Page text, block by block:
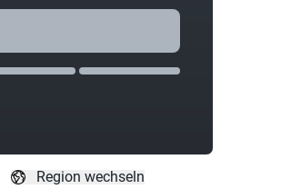
Region wechseln